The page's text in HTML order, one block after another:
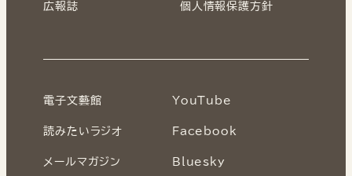
広報誌 個人情報保護方針
電子文藝館
読みたいラジオ
メールマガジン
YouTube
Facebook
Bluesky